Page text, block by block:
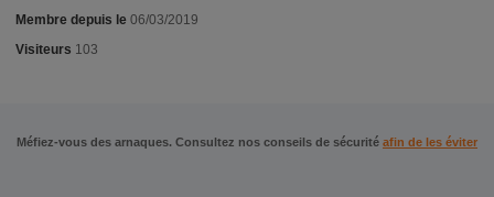
Membre depuis le 06/03/2019
Visiteurs 103
Méfiez-vous des arnaques. Consultez nos conseils de sécurité afin de les éviter